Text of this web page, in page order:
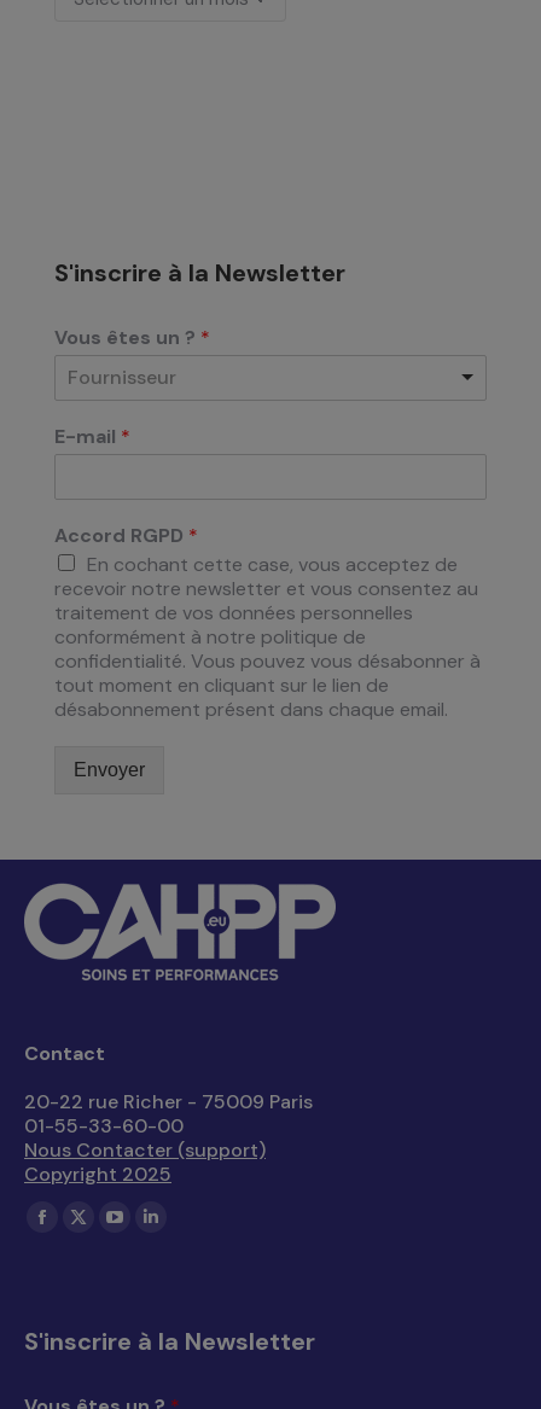
S'inscrire à la Newsletter
Vous êtes un ? *
Fournisseur
E-mail *
Accord RGPD *
En cochant cette case, vous acceptez de
recevoir notre newsletter et vous consentez au
traitement de vos données personnelles
conformément à notre politique de
confidentialité. Vous pouvez vous désabonner à
tout moment en cliquant sur le lien de
désabonnement présent dans chaque email.
Envoyer
Contact
20-22 rue Richer - 75009 Paris
01-55-33-60-00
Nous Contacter (support)
Copyright 2025
Trouvez nous sur :
La
dans
La
dans
La
dans
La
dans
S'inscrire à la Newsletter